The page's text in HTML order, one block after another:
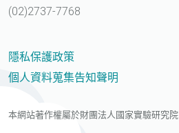
(02)2737-7768
隱私保護政策
個人資料蒐集告知聲明
本網站著作權屬於財團法人國家實驗研究院